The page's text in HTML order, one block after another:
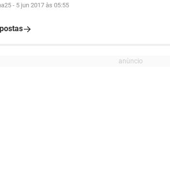
- 5 jun 2017 às 05:55